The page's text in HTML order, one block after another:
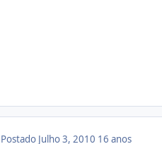
Postado Julho 3, 2010 16 anos